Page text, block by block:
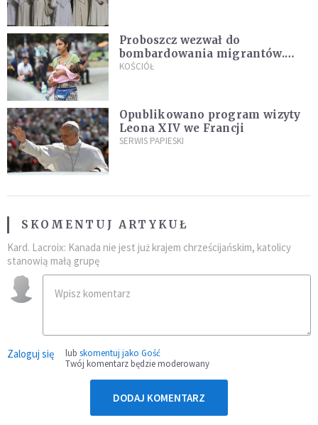
Proboszcz wezwał do
bombardowania migrantów.
"Masowy ogień przeciwko
KOŚCIÓŁ
Opublikowano program wizyty
Leona XIV we Francji
SERWIS PAPIESKI
SKOMENTUJ ARTYKUŁ
Kard. Lacroix: Kanada nie jest już krajem chrześcijańskim, katolicy
stanowią małą grupę
Zaloguj się lub skomentuj jako Gość
Twój komentarz będzie moderowany
DODAJ KOMENTARZ